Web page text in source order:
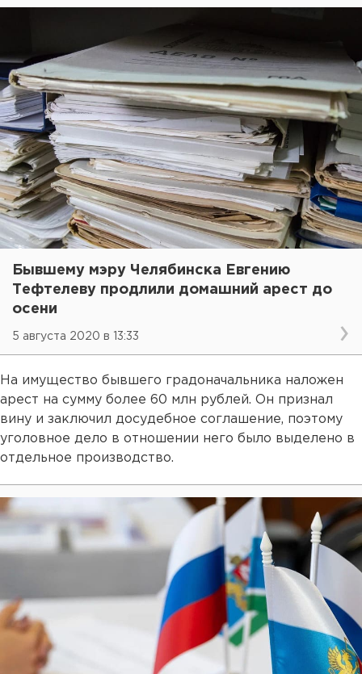
Бывшему мэру Челябинска Евгению
Тефтелеву продлили домашний арест до
осени
5 августа 2020 в 13:33
На имущество бывшего градоначальника наложен
арест на сумму более 60 млн рублей. Он признал
вину и заключил досудебное соглашение, поэтому
уголовное дело в отношении него было выделено в
отдельное производство.